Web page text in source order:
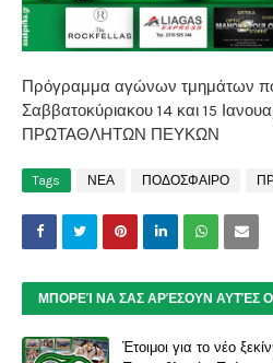
Πρόγραμμα αγώνων τμημάτων
Σαββατοκύριακου 14 και 15
ΠΡΩΤΑΘΛΗΤΩΝ ΠΕΥΚΩΝ
Tags ΝΕΑ ΠΟΔΟΣΦΑΙΡΟ
ΜΠΟΡΕΊ ΝΑ ΣΑΣ ΑΡΈΣΟΥΝ ΑΥΤΈΣ
Έτοιμοι για το νέο